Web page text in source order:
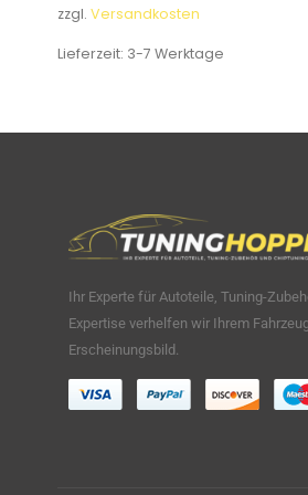
zzgl. Versandkosten
Lieferzeit: 3-7 Werktage
Ihr Experte für Autoteile, Tuning-
Expertise verhelfen wir Ihrem
Erscheinungsbild.